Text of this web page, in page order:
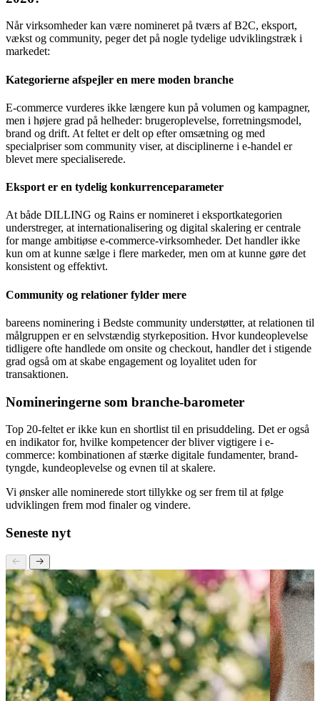
2026?
Når virksomheder kan være nomineret på tværs af B2C, eksport,
markedet:
Kategorierne afspejler en mere moden branche
E-commerce vurderes ikke længere kun på volumen og kampagner,
men i højere grad på helheder: brugeroplevelse, forretningsmodel,
brand og drift. At feltet er delt op efter omsætning og med
blevet mere specialiserede.
Eksport er en tydelig konkurrenceparameter
At både DILLING og Rains er nomineret i eksportkategorien
understreger, at internationalisering og digital skalering er centrale
for mange ambitiøse e-commerce-virksomheder. Det handler ikke
konsistent og effektivt.
Community og relationer fylder mere
bareens nominering i Bedste community understøtter, at relationen til
målgruppen er en selvstændig styrkeposition. Hvor kundeoplevelse
tidligere ofte handlede om onsite og checkout, handler det i stigende
transaktionen.
Nomineringerne som branche-barometer
Top 20-feltet er ikke kun en shortlist til en prisuddeling. Det er også
en indikator for, hvilke kompetencer der bliver vigtigere i e-
tyngde, kundeoplevelse og evnen til at skalere.
udviklingen frem mod finaler og vindere.
Seneste nyt